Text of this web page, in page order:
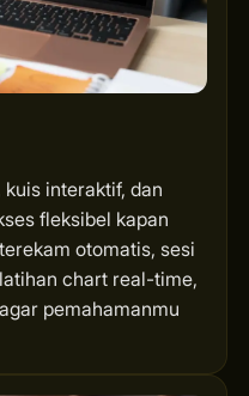
interaktif, dan
fleksibel kapan
otomatis, sesi
chart real-time,
pemahamanmu